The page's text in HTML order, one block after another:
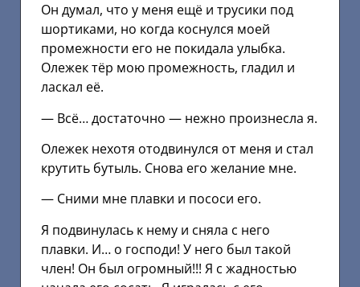
Он думал, что у меня ещё и трусики под
шортиками, но когда коснулся моей
промежности его не покидала улыбка.
Олежек тёр мою промежность, гладил и
ласкал её.
— Всё… достаточно — нежно произнесла я.
Олежек нехотя отодвинулся от меня и стал
крутить бутыль. Снова его желание мне.
— Сними мне плавки и пососи его.
Я подвинулась к нему и сняла с него
плавки. И… о господи! У него был такой
член! Он был огромный!!! Я с жадностью